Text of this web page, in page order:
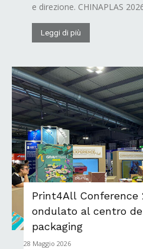
e direzione. CHINAPLAS
Leggi di più
Print4All Conference
ondulato al centro
packaging
28 Maggio 2026